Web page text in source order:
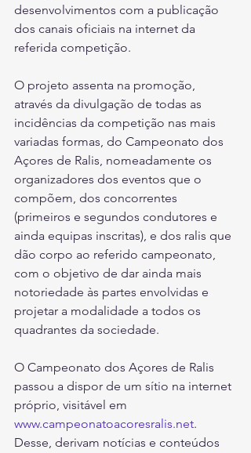
desenvolvimentos com a publicação
dos canais oficiais na internet da
referida competição.
O projeto assenta na promoção,
através da divulgação de todas as
incidências da competição nas mais
variadas formas, do Campeonato dos
Açores de Ralis, nomeadamente os
organizadores dos eventos que o
compõem, dos concorrentes
(primeiros e segundos condutores e
ainda equipas inscritas), e dos ralis que
dão corpo ao referido campeonato,
com o objetivo de dar ainda mais
notoriedade às partes envolvidas e
projetar a modalidade a todos os
quadrantes da sociedade.
O Campeonato dos Açores de Ralis
passou a dispor de um sítio na internet
próprio, visitável em
www.campeonatoacoresralis.net.
Desse, derivam notícias e conteúdos